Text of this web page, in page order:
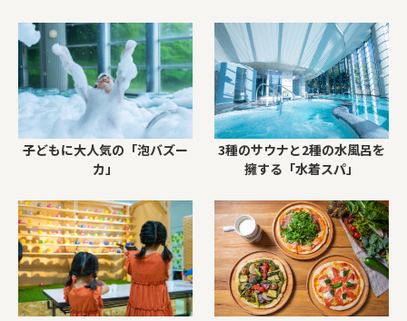
子どもに大人気の「泡バズー
カ」
3種のサウナと2種の水風呂を
擁する「水着スパ」